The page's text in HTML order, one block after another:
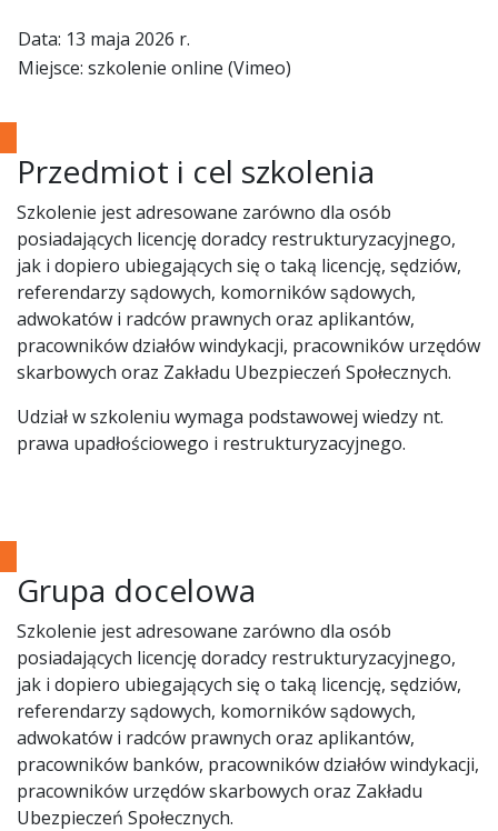
Data: 13 maja 2026 r.
Miejsce: szkolenie online (Vimeo)
Przedmiot i cel szkolenia
Szkolenie jest adresowane zarówno dla osób
posiadających licencję doradcy restrukturyzacyjnego,
jak i dopiero ubiegających się o taką licencję, sędziów,
referendarzy sądowych, komorników sądowych,
adwokatów i radców prawnych oraz aplikantów,
pracowników działów windykacji, pracowników urzędów
skarbowych oraz Zakładu Ubezpieczeń Społecznych.
Udział w szkoleniu wymaga podstawowej wiedzy nt.
prawa upadłościowego i restrukturyzacyjnego.
Grupa docelowa
Szkolenie jest adresowane zarówno dla osób
posiadających licencję doradcy restrukturyzacyjnego,
jak i dopiero ubiegających się o taką licencję, sędziów,
referendarzy sądowych, komorników sądowych,
adwokatów i radców prawnych oraz aplikantów,
pracowników banków, pracowników działów windykacji,
pracowników urzędów skarbowych oraz Zakładu
Ubezpieczeń Społecznych.